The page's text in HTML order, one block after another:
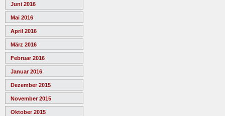
Juni 2016
Mai 2016
April 2016
März 2016
Februar 2016
Januar 2016
Dezember 2015
November 2015
Oktober 2015